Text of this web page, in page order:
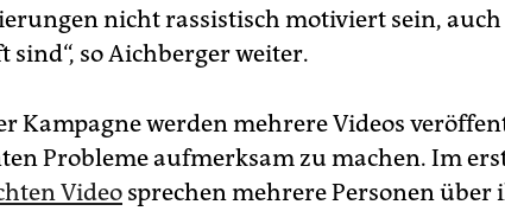
nicht rassistisch motiviert sein, auch
sind“, so Aichberger weiter.
Kampagne werden mehrere Videos
Probleme aufmerksam zu machen. Im
Video sprechen mehrere Personen über